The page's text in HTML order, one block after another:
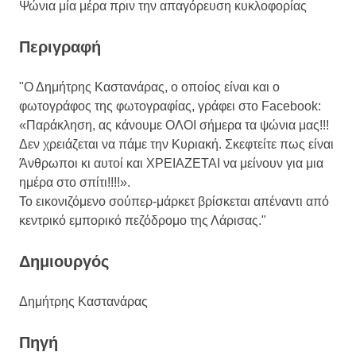
Ψώνια μία μέρα πριν την απαγόρευση κυκλοφορίας
Περιγραφή
"Ο Δημήτρης Καστανάρας, ο οποίος είναι και ο
φωτογράφος της φωτογραφίας, γράφει στο Facebook:
«Παράκληση, ας κάνουμε ΟΛΟΙ σήμερα τα ψώνια μας!!!
Δεν χρειάζεται να πάμε την Κυριακή. Σκεφτείτε πως είναι
Άνθρωποι κι αυτοί και ΧΡΕΙΑΖΕΤΑΙ να μείνουν για μια
ημέρα στο σπίτι!!!!».
Το εικονιζόμενο σούπερ-μάρκετ βρίσκεται απέναντι από
κεντρικό εμπορικό πεζόδρομο της Λάρισας."
Δημιουργός
Δημήτρης Καστανάρας
Πηγή